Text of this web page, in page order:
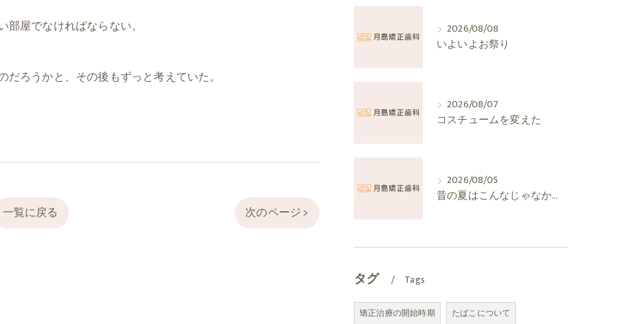
屋でなければならない。
ろうかと、その後もずっと考えていた。
一覧に戻る 次のページ >
2026/08/08
いよいよお祭り
2026/08/07
コスチュームを変えた
2026/08/05
昔の夏はこんなじゃなかったか
タグ Tags
矯正治療の開始時期
たばこについて